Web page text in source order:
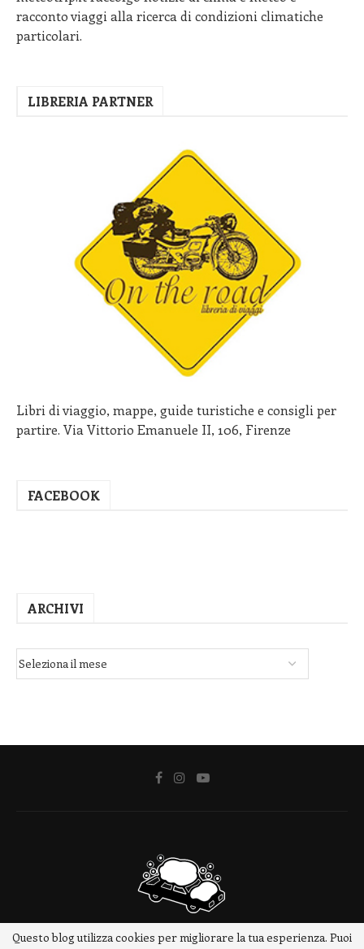
racconto viaggi alla ricerca di condizioni climatiche
particolari.
LIBRERIA PARTNER
Libri di viaggio, mappe, guide turistiche e consigli per
partire. Via Vittorio Emanuele II, 106, Firenze
FACEBOOK
ARCHIVI
Questo blog utilizza cookies per migliorare la tua esperienza. Puoi